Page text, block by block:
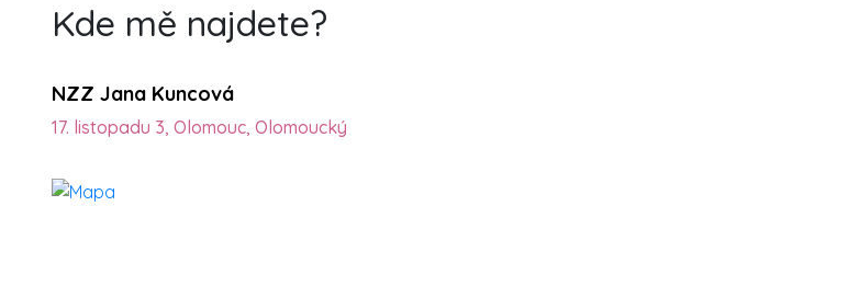
Kde mě najdete?
NZZ Jana Kuncová
17. listopadu 3, Olomouc, Olomoucký